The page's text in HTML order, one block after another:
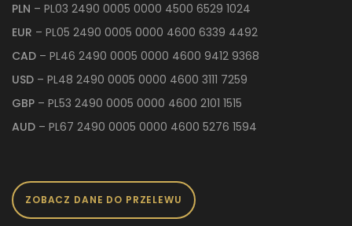
PLN – PL03 2490 0005 0000 4500 6529 1024
EUR – PL05 2490 0005 0000 4600 6339 4492
CAD – PL46 2490 0005 0000 4600 9412 9368
USD – PL48 2490 0005 0000 4600 3111 7259
GBP – PL53 2490 0005 0000 4600 2101 1515
AUD – PL67 2490 0005 0000 4600 5276 1594
ZOBACZ DANE DO PRZELEWU